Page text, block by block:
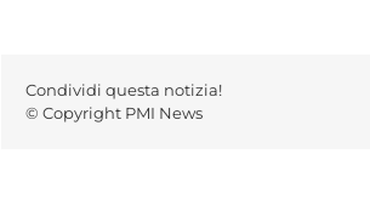
Condividi questa notizia!
© Copyright PMI News